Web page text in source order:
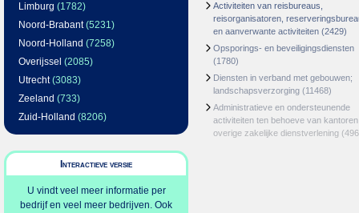
Limburg (1782)
Noord-Brabant(5231)
Noord-Holland (7258)
Overijssel (2085)
Utrecht(3083)
Zeeland (733)
Zuid-Holland (8206)
Interactieve versie
U vindt veel meer informatie per
bedrijf en veel meer bedrijven. Ook
Activiteiten van reisbureaus,
reisorganisatoren,
en aanverwante activiteiten (2429)
Opsporings- en beveiligingsdiensten
(1780)
Diensten in verband met gebouwen;
landschapsverzorging (11468)
Administratieve en ondersteunende
activiteiten ten behoeve van
overige zakelijke dienstverlening